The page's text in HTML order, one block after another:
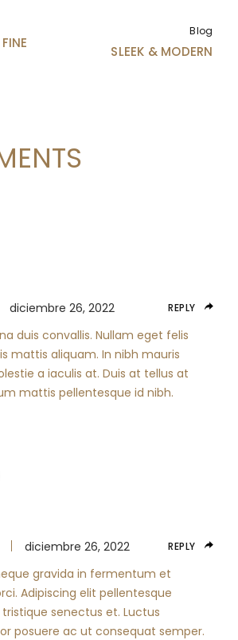
Blog
SLEEK & MODERN
diciembre 26, 2022 REPLY
duis convallis. Nullam eget felis
mattis aliquam. In nibh mauris
a iaculis at. Duis at tellus at
mattis pellentesque id nibh.
diciembre 26, 2022 REPLY
gravida in fermentum et
Adipiscing elit pellentesque
senectus et. Luctus
posuere ac ut consequat semper.